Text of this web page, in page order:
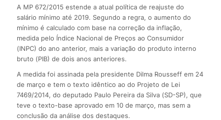
A MP 672/2015 estende a atual política de reajuste do
salário mínimo até 2019. Segundo a regra, o aumento do
mínimo é calculado com base na correção da inflação,
medida pelo Índice Nacional de Preços ao Consumidor
(INPC) do ano anterior, mais a variação do produto interno
bruto (PIB) de dois anos anteriores.
A medida foi assinada pela presidente Dilma Rousseff em 24
de março e tem o texto idêntico ao do Projeto de Lei
7469/2014, do deputado Paulo Pereira da Silva (SD-SP), que
teve o texto-base aprovado em 10 de março, mas sem a
conclusão da análise dos destaques.